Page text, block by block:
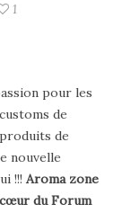
1
pour les
de
de
nouvelle
!!! Aroma zone
du Forum